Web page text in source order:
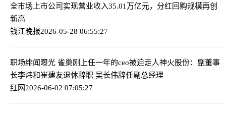
全市场上市公司实现营业收入35.01万亿元，分红回购规模再创
新高
钱江晚报2026-05-28 06:55:27
职场绯闻曝光 雀巢刚上任一年的ceo被迫走人神火股份：副董事
长李炜和崔建友退休辞职 吴长伟辞任副总经理
红网2026-06-02 07:05:27